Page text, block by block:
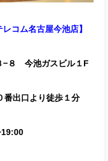
レコム名古屋今池店】
−８ 今池ガスビル１F
番出口より徒歩１分